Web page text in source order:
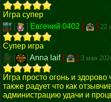
Игра супер
[
] Евгений 0402 [ ] 22
Супер игра
[
] Anna laif [ ] 3 мая
Игра просто огонь и
также радует что как
администрацию удачи и